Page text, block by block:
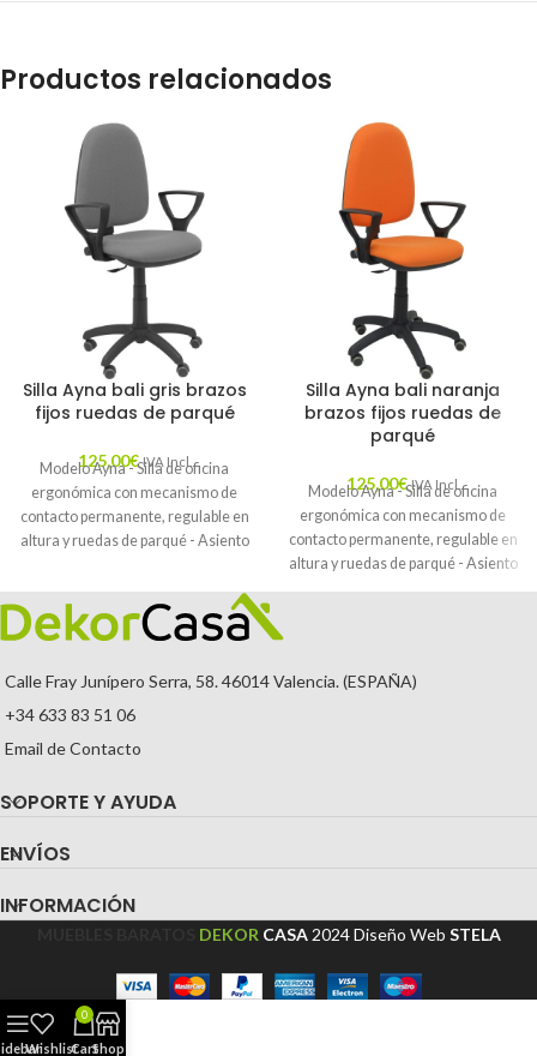
Productos relacionados
Silla Ayna bali gris brazos
fijos ruedas de parqué
125,00€ IVA Incl.
Modelo Ayna - Silla de oficina
ergonómica con mecanismo de
contacto permanente, regulable en
altura y ruedas de parqué - Asiento
color gris (BRAZOS FIJOS
INCLUIDOS)
Silla Ayna bali naranja
brazos fijos ruedas de
parqué
125,00€ IVA Incl.
Modelo Ayna - Silla de oficina
ergonómica con mecanismo de
contacto permanente, regulable en
altura y ruedas de parqué - Asiento
y respaldo tapizados en tejido BALI
Calle Fray Junípero Serra, 58. 46014 Valencia. (ESPAÑA)
+34 633 83 51 06
Email de Contacto
SOPORTE Y AYUDA
ENVÍOS
INFORMACIÓN
DEKOR CASA 2024Diseño Web STELA
Wishlist
0
CartShop